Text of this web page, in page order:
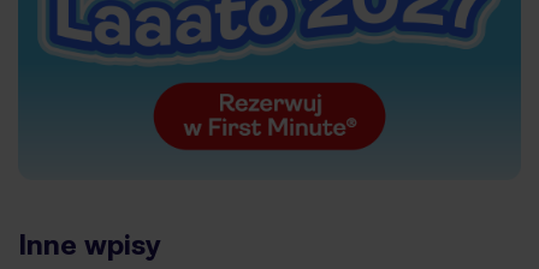
Inne wpisy